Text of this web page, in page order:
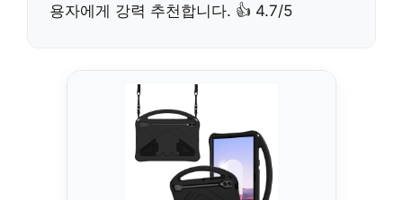
용자에게 강력 추천합니다. 👍 4.7/5